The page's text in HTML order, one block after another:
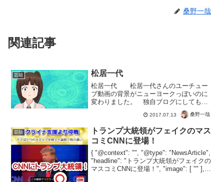
桑野一哉
関連記事
芸能 松居一代
松居一代 松居一代さんのユーチュー
ブ動画の背景がニューヨークっぽいのに
変わりました。 独自ブログにしても、
日々グレードアップしているんです
ね。 ネットの進歩は早いですが、なか
なかの成長力だと思います。 そして次
は・・・ クロマキー（背景の...
2017.07.13 桑野一哉
芸能
トランプ大統領がフェイクのマス
コミCNNに登場！
{ "@context": "", "@type": "NewsArticle",
"headline": "トランプ大統領がフェイクの
マスコミCNNに登場！", "image": [ "" ],